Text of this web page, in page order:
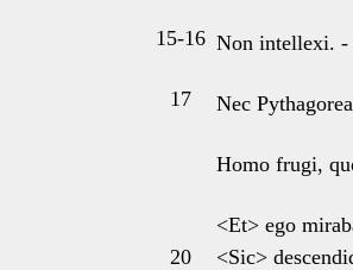
15-16 Non intellexi. -
17 Nec
Homo frugi,
<Et> ego
20
<Sic>